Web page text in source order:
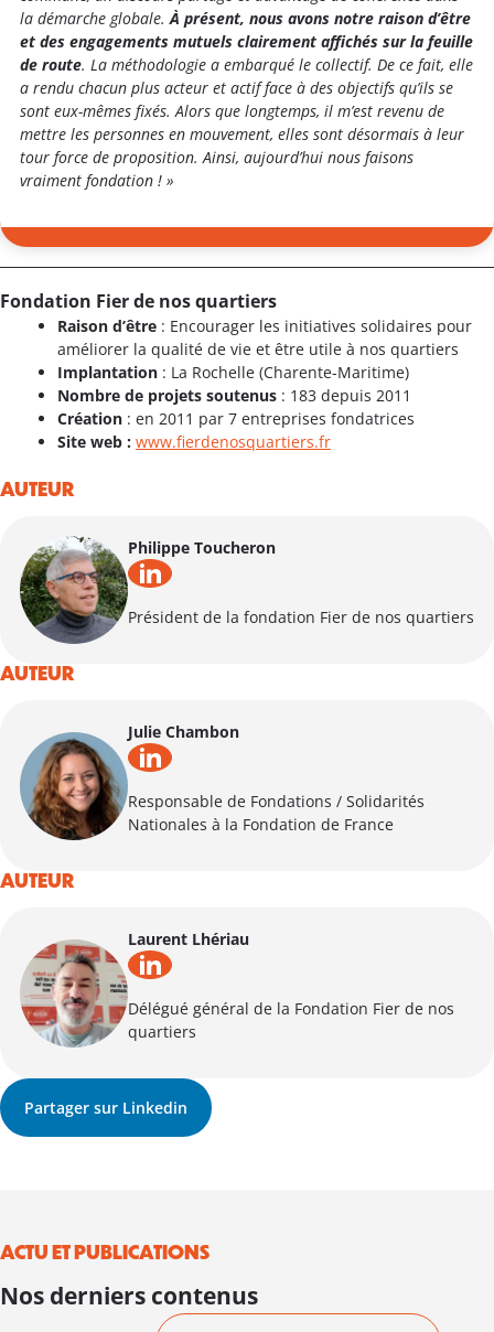
la démarche globale.À présent, nous avons notre raison d’être
et des engagements mutuels clairement affichés sur la feuille
de route. La méthodologie a embarqué le collectif. De ce fait, elle
a rendu chacun plus acteur et actif face à des objectifs qu’ils se
sont eux-mêmes fixés. Alors que longtemps, il m’est revenu de
mettre les personnes en mouvement, elles sont désormais à leur
tour force de proposition. Ainsi, aujourd’hui nous faisons
vraiment fondation ! »
Fondation Fier de nos quartiers
Raison d’être : Encourager les initiatives solidaires pour
améliorer la qualité de vie et être utile à nos quartiers
Implantation : La Rochelle (Charente-Maritime)
Nombre de projets soutenus : 183 depuis 2011
Création : en 2011 par 7 entreprises fondatrices
Site web : www.fierdenosquartiers.fr
AUTEUR
Philippe Toucheron
Président de la fondation Fier de nos quartiers
AUTEUR
Julie Chambon
Responsable de Fondations / Solidarités
Nationales à la Fondation de France
AUTEUR
Laurent Lhériau
Délégué général de la Fondation Fier de nos
quartiers
Partager sur Linkedin
ACTU ET PUBLICATIONS
Nos derniers contenus